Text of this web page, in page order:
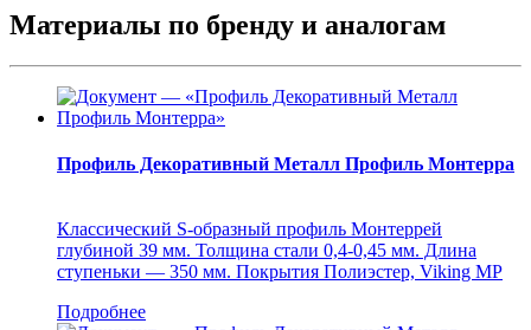
Материалы по бренду и аналогам
Профиль Декоративный Металл Профиль Монтерра
Классический S-образный профиль Монтеррей
глубиной 39 мм. Толщина стали 0,4-0,45 мм. Длина
ступеньки ― 350 мм. Покрытия Полиэстер, Viking MP
Подробнее